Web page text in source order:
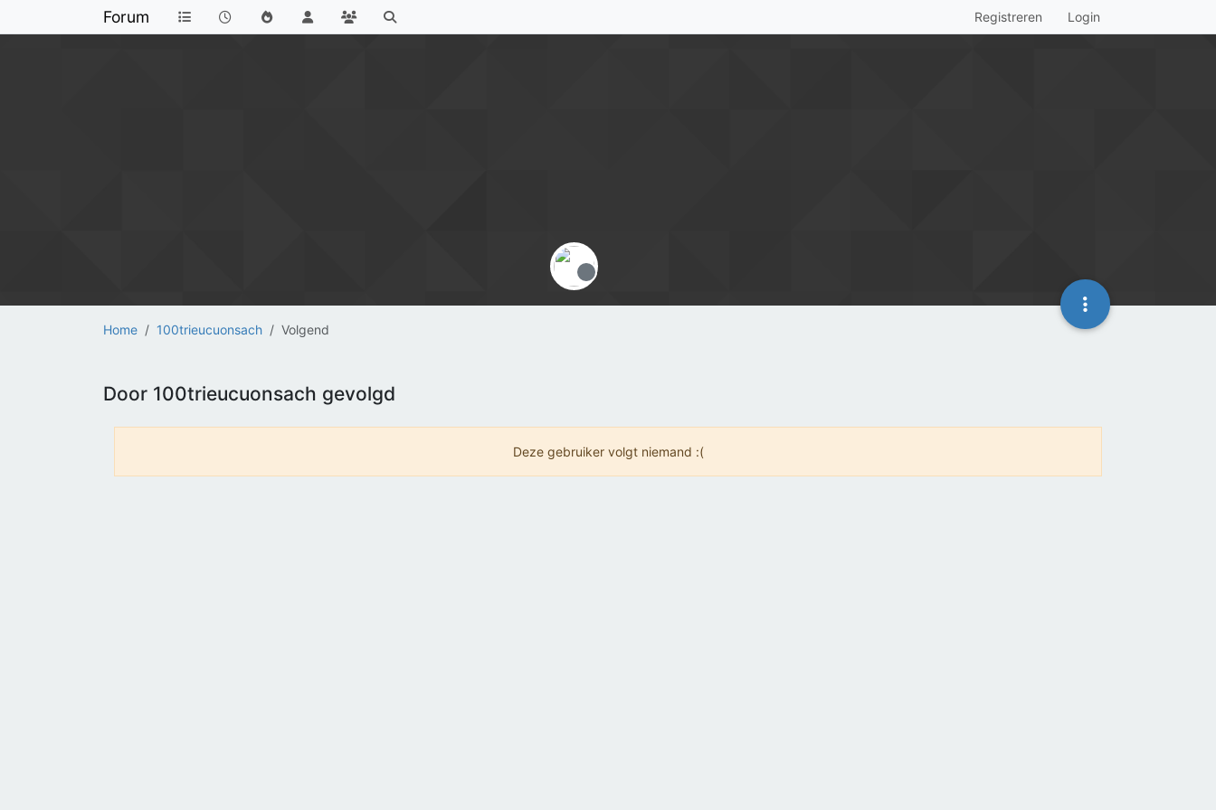
Forum Registreren Login
Home 100trieucuonsach Volgend
Offline
Door 100trieucuonsach gevolgd
Deze gebruiker volgt niemand :(